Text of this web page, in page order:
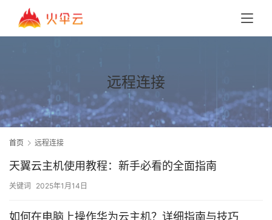
远程连接
首页 远程连接
天翼云主机使用教程：新手必看的全面指南
关键词 2025年1月14日
如何在电脑上操作华为云主机？详细指南与技巧